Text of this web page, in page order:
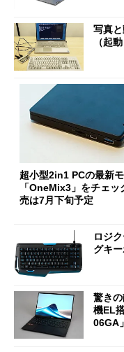
写真
（起
超小型2in1 PCの最新
「OneMix3」をチェ
売は7月下旬予定
ロジ
グキ
驚き
機EL
06GA